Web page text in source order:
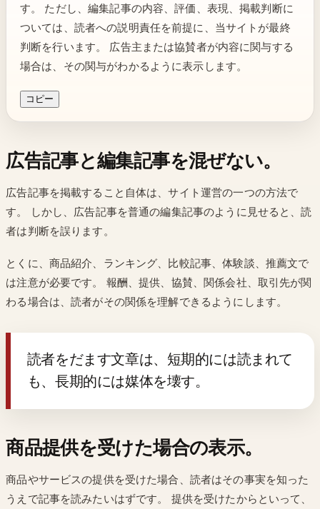
す。 ただし、編集記事の内容、評価、表現、掲載判断に
ついては、読者への説明責任を前提に、当サイトが最終
判断を行います。 広告主または協賛者が内容に関与する
場合は、その関与がわかるように表示します。
コピー
広告記事と編集記事を混ぜない。
広告記事を掲載すること自体は、サイト運営の一つの方法で
す。 しかし、広告記事を普通の編集記事のように見せると、読
者は判断を誤ります。
とくに、商品紹介、ランキング、比較記事、体験談、推薦文で
は注意が必要です。 報酬、提供、協賛、関係会社、取引先が関
わる場合は、読者がその関係を理解できるようにします。
読者をだます文章は、短期的には読まれて
も、長期的には媒体を壊す。
商品提供を受けた場合の表示。
商品やサービスの提供を受けた場合、読者はその事実を知った
うえで記事を読みたいはずです。 提供を受けたからといって、